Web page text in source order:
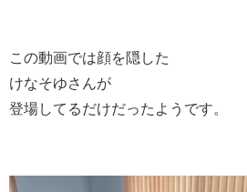
この動画では顔を隠した
けなそゆさんが
登場してるだけだったようです。